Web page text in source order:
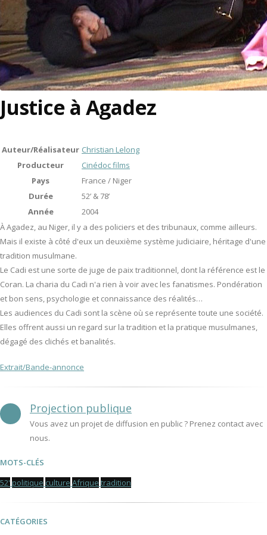
Justice à Agadez
Auteur/Réalisateur Christian Lelong
Producteur
Cinédoc films
Pays
France / Niger
Durée
52’ & 78’
Année
2004
À Agadez, au Niger, il y a des policiers et des tribunaux, comme ailleurs.
Mais il existe à côté d'eux un deuxième système judiciaire, héritage d'une
tradition musulmane.
Le Cadi est une sorte de juge de paix traditionnel, dont la référence est le
Coran. La charia du Cadi n'a rien à voir avec les fanatismes. Pondération
et bon sens, psychologie et connaissance des réalités…
Les audiences du Cadi sont la scène où se représente toute une société.
Elles offrent aussi un regard sur la tradition et la pratique musulmanes,
dégagé des clichés et banalités.
Extrait/Bande-annonce
Projection publique
Vous avez un projet de diffusion en public ? Prenez contact avec
nous.
MOTS-CLÉS
52' politique culture Afrique tradition
CATÉGORIES